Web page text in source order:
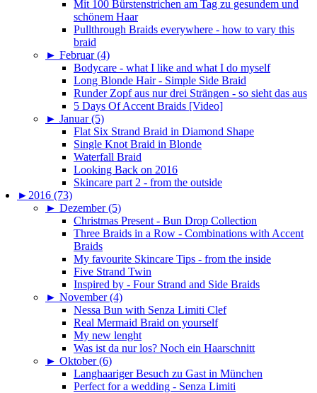
Mit 100 Bürstenstrichen am Tag zu gesundem und
schönem Haar
Pullthrough Braids everywhere - how to vary this
braid
► Februar (4)
Bodycare - what I like and what I do myself
Long Blonde Hair - Simple Side Braid
Runder Zopf aus nur drei Strängen - so sieht das aus
5 Days Of Accent Braids [Video]
► Januar (5)
Flat Six Strand Braid in Diamond Shape
Single Knot Braid in Blonde
Waterfall Braid
Looking Back on 2016
Skincare part 2 - from the outside
► 2016 (73)
► Dezember (5)
Christmas Present - Bun Drop Collection
Three Braids in a Row - Combinations with Accent
Braids
My favourite Skincare Tips - from the inside
Five Strand Twin
Inspired by - Four Strand and Side Braids
► November (4)
Nessa Bun with Senza Limiti Clef
Real Mermaid Braid on yourself
My new lenght
Was ist da nur los? Noch ein Haarschnitt
► Oktober (6)
Langhaariger Besuch zu Gast in München
Perfect for a wedding - Senza Limiti